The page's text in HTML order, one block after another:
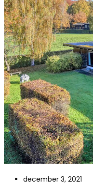
december 3, 2021